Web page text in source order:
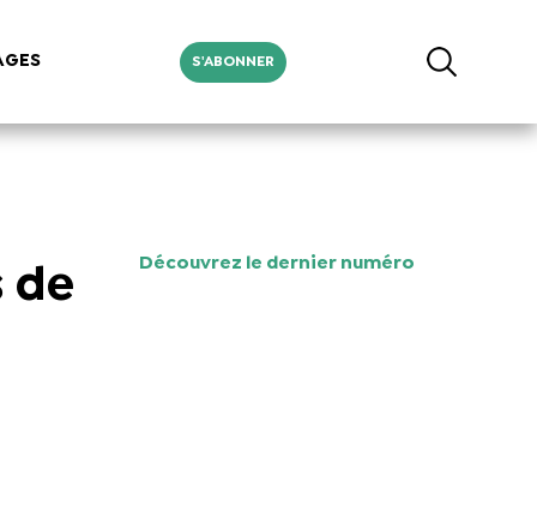
S'ABONNER
de
Découvrez le dernier numéro